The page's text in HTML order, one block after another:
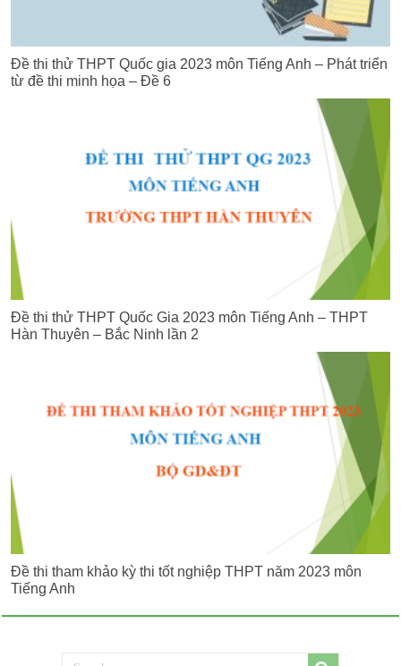
Đề thi thử THPT Quốc gia 2023 môn Tiếng Anh – Phát triển
từ đề thi minh họa – Đề 6
Đề thi thử THPT Quốc Gia 2023 môn Tiếng Anh – THPT
Hàn Thuyên – Bắc Ninh lần 2
Đề thi tham khảo kỳ thi tốt nghiệp THPT năm 2023 môn
Tiếng Anh